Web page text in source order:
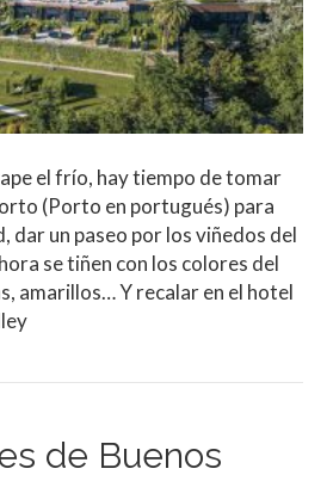
el frío, hay tiempo de tomar
(Porto en portugués) para
dar un paseo por los viñedos del
se tiñen con los colores del
amarillos… Y recalar en el hotel
de Buenos